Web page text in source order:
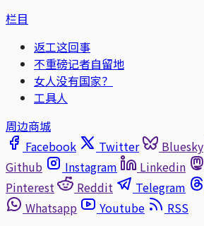
栏目
返工这回事
不重磅记者自留地
女人没有国家？
工具人
周边商城
Facebook
Twitter Bluesky
Github
Instagram Linkedin
Pinterest
Reddit Telegram
Whatsapp
Youtube
RSS